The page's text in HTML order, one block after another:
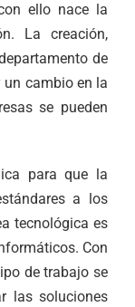
ello nace la
La creación,
de
un cambio en la
se pueden
para que la
a los
tecnológica es
Con
de trabajo se
las soluciones